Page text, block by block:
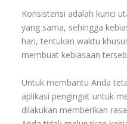
Konsistensi adalah kunci
yang sama, sehingga
hari, tentukan waktu
membuat kebiasaan
Untuk membantu Anda
aplikasi pengingat untuk
dilakukan memberikan